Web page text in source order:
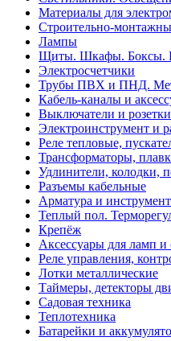
Материалы для
Строительно-
Лампы
Щиты. Шкафы. Боксы.
Электросчетчики
Трубы ПВХ и ПНД.
Кабель-каналы и
Выключатели и розетки
Электроинструмент и
Реле тепловые,
Трансформаторы,
Удлинители, колодки,
Разъемы кабельные
Арматура и
Теплый пол.
Крепёж
Аксессуары для ламп и
Реле управления,
Лотки металлические
Таймеры, детекторы
Садовая техника
Теплотехника
Батарейки и